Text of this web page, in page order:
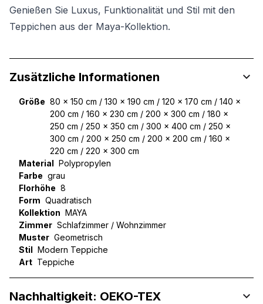
Genießen Sie Luxus, Funktionalität und Stil mit den
Teppichen aus der Maya-Kollektion.
Zusätzliche Informationen
Größe 80 x 150 cm / 130 x 190 cm / 120 x 170 cm / 140 x
200 cm / 160 x 230 cm / 200 x 300 cm / 180 x
250 cm / 250 x 350 cm / 300 x 400 cm / 250 x
300 cm / 200 x 250 cm / 200 x 200 cm / 160 x
220 cm / 220 x 300 cm
Material Polypropylen
Farbe grau
Florhöhe 8
Form Quadratisch
Kollektion MAYA
Zimmer Schlafzimmer / Wohnzimmer
Muster Geometrisch
Stil Modern Teppiche
Art Teppiche
Nachhaltigkeit: OEKO-TEX